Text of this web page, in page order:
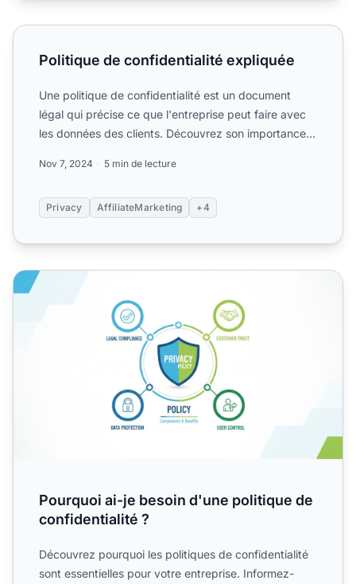
Politique de confidentialité expliquée
Politique de confidentialité expliquée
Une politique de confidentialité est un document
légal qui précise ce que l'entreprise peut faire avec
les données des clients. Découvrez son importance,
Nov 7, 2024 5 min de lecture
Privacy AffiliateMarketing +4
Pourquoi ai-je besoin d'une politique de confidentialité ?
Pourquoi ai-je besoin d'une politique de
confidentialité ?
Découvrez pourquoi les politiques de confidentialité
sont essentielles pour votre entreprise. Informez-